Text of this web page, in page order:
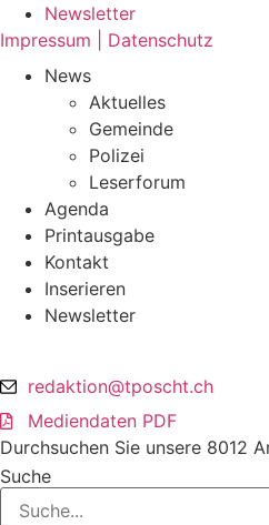
Newsletter
Impressum | Datenschutz
News
Aktuelles
Gemeinde
Polizei
Leserforum
Agenda
Printausgabe
Kontakt
Inserieren
Newsletter
redaktion@tposcht.ch
Mediendaten PDF
Durchsuchen Sie unsere 8012
Suche